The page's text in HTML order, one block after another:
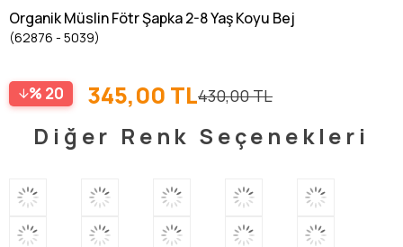
Organik Müslin Fötr Şapka 2-8 Yaş Koyu Bej
(62876 - 5039)
20 430,00 TL
345,00 TL
Diğer Renk Seçenekleri